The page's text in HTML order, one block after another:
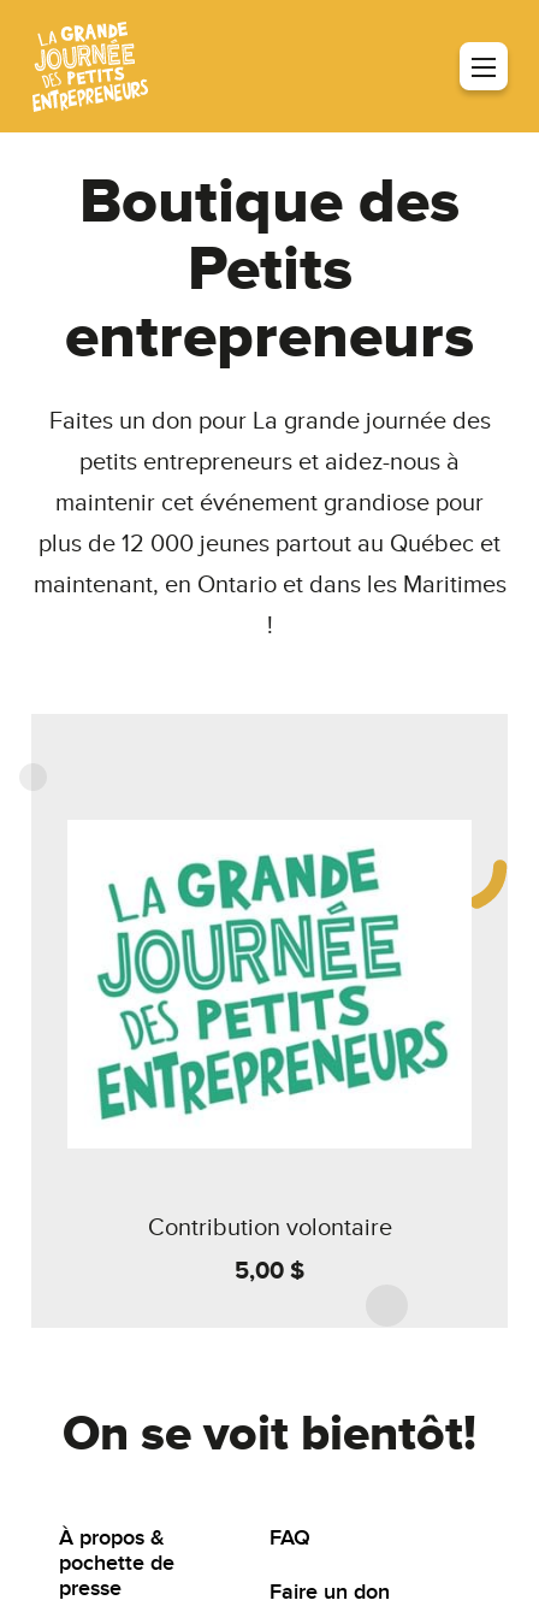
Boutique des
Petits
entrepreneurs
Faites un don pour La grande journée des
petits entrepreneurs et aidez-nous à
maintenir cet événement grandiose pour
plus de 12 000 jeunes partout au Québec et
maintenant, en Ontario et dans les Maritimes
!
Contribution volontaire
5,00 $
On se voit bientôt!
À propos &
pochette de
presse
FAQ
Faire un don